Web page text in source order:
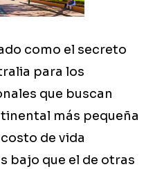
como el secreto
para los
que buscan
más pequeña
de vida
bajo que el de otras